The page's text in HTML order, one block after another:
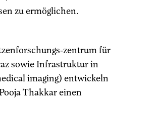
zu ermöglichen.
zentrum für
sowie Infrastruktur in
imaging) entwickeln
Thakkar einen